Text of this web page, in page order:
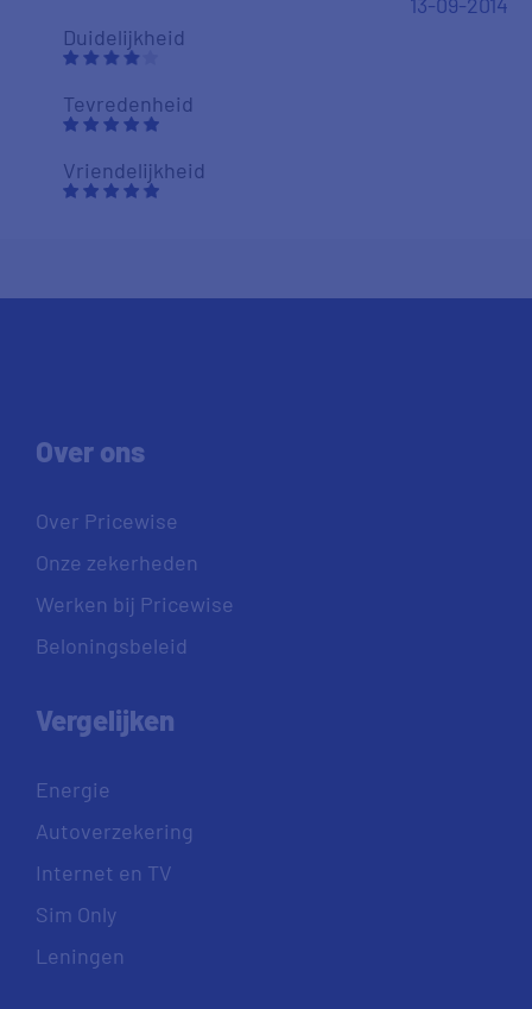
Duidelijkheid
Tevredenheid
Vriendelijkheid
Over ons
Over Pricewise
Onze zekerheden
Werken bij Pricewise
Beloningsbeleid
Vergelijken
Energie
Autoverzekering
Internet en TV
Sim Only
Leningen